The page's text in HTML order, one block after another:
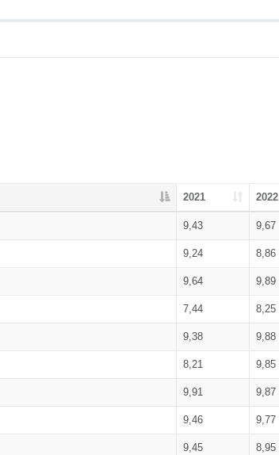
2021 2022
9,43 9,67
9,24 8,86
9,64 9,89
7,44 8,25
9,38 9,88
8,21 9,85
9,91 9,87
9,46 9,77
9,45 8,95